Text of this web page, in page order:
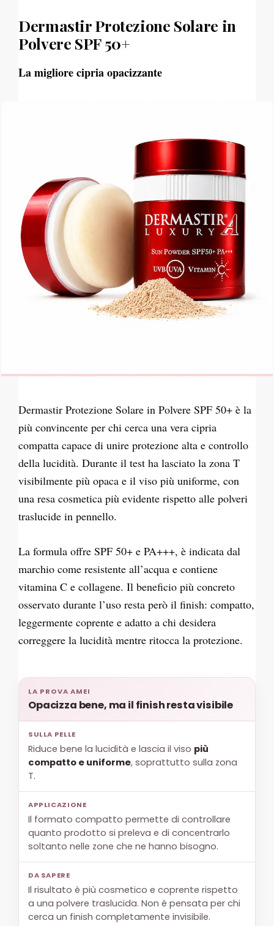
Dermastir Protezione Solare in
Polvere SPF 50+
La migliore cipria opacizzante
Dermastir Protezione Solare in Polvere SPF 50+ è la
più convincente per chi cerca una vera cipria
compatta capace di unire protezione alta e controllo
della lucidità. Durante il test ha lasciato la zona T
visibilmente più opaca e il viso più uniforme, con
una resa cosmetica più evidente rispetto alle polveri
traslucide in pennello.
La formula offre SPF 50+ e PA+++, è indicata dal
marchio come resistente all’acqua e contiene
vitamina C e collagene. Il beneficio più concreto
osservato durante l’uso resta però il finish: compatto,
leggermente coprente e adatto a chi desidera
correggere la lucidità mentre ritocca la protezione.
LA PROVA AMEI
Opacizza bene, ma il finish resta visibile
SULLA PELLE
Riduce bene la lucidità e lascia il viso più
compatto e uniforme, soprattutto sulla zona
T.
APPLICAZIONE
Il formato compatto permette di controllare
quanto prodotto si preleva e di concentrarlo
soltanto nelle zone che ne hanno bisogno.
DA SAPERE
Il risultato è più cosmetico e coprente rispetto
a una polvere traslucida. Non è pensata per chi
cerca un finish completamente invisibile.